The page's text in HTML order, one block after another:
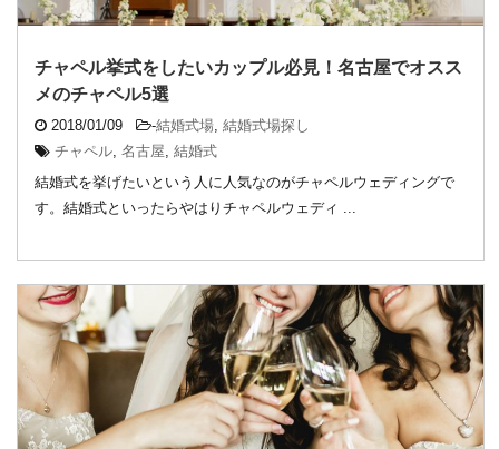
チャペル挙式をしたいカップル必見！名古屋でオスス
メのチャペル5選
2018/01/09 -結婚式場, 結婚式場探し
チャペル, 名古屋, 結婚式
結婚式を挙げたいという人に人気なのがチャペルウェディングで
す。結婚式といったらやはりチャペルウェディ ...